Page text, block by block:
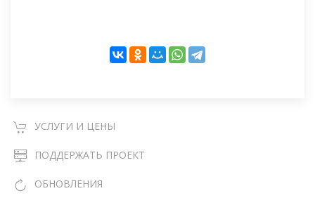
УСЛУГИ И ЦЕНЫ
ПОДДЕРЖАТЬ ПРОЕКТ
ОБНОВЛЕНИЯ